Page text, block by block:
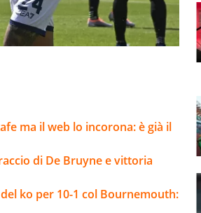
ma il web lo incorona: è già il
di De Bruyne e vittoria
ko per 10-1 col Bournemouth: